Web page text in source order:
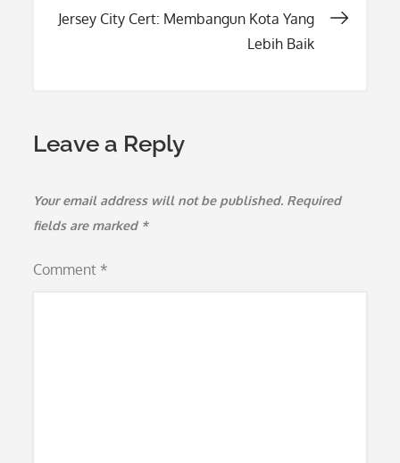
Jersey City Cert: Membangun Kota Yang
Lebih Baik
Leave a Reply
Your email address will not be published. Required
fields are marked *
Comment *